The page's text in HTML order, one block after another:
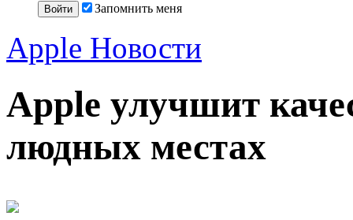
Запомнить меня
Apple Новости
Apple улучшит
людных местах